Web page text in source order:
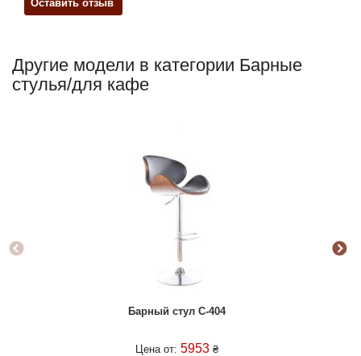
Оставить отзыв
Другие модели в категории Барные
стулья/для кафе
Барный стул C-404
Цена от: 5953 ₴